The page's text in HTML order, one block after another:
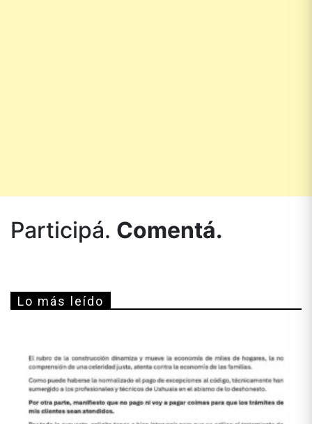
Participá. Comentá.
Lo más leído